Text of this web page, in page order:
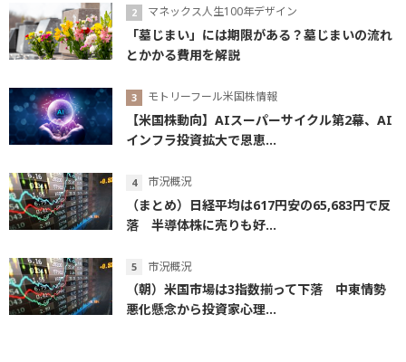
マネックス人生100年デザイン
「墓じまい」には期限がある？墓じまいの流れ
とかかる費用を解説
モトリーフール米国株情報
【米国株動向】AIスーパーサイクル第2幕、AI
インフラ投資拡大で恩恵...
市況概況
（まとめ）日経平均は617円安の65,683円で反
落 半導体株に売りも好...
市況概況
（朝）米国市場は3指数揃って下落 中東情勢
悪化懸念から投資家心理...